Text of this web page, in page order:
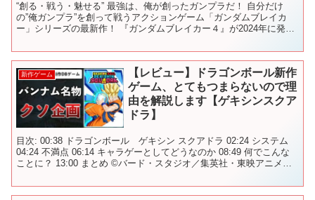
“創る・戦う・魅せる” 最強は、俺が創ったガンプラだ！ 自分だけ
の”俺ガンプラ”を創って戦うアクションゲーム「ガンダムブレイカ
ー」シリーズの最新作！ 『ガンダムブレイカー４』が2024年に発売
新作ゲーム
【レビュー】ドラゴンボール新作
ゲーム、とてもつまらないので理
由を解説します【ゲキシンスクア
ドラ】
目次: 00:38 ドラゴンボール ゲキシン スクアドラ 02:24 システム
04:24 不満点 06:14 キャラゲーとしてどうなのか 08:49 何でこんな
ことに？ 13:00 まとめ ©バード・スタジオ／集英社・東映アニメー